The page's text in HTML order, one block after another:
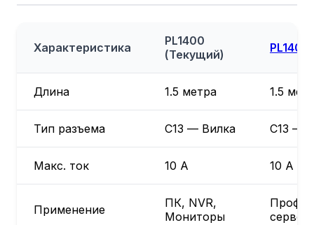
Характеристика
PL1400
(Текущий)
PL1400
Длина 1.5 метра 1.5
Тип разъема C13 — Вилка C13 —
Макс. ток 10 А 10 А
Применение
ПК, NVR,
Мониторы
Проф.